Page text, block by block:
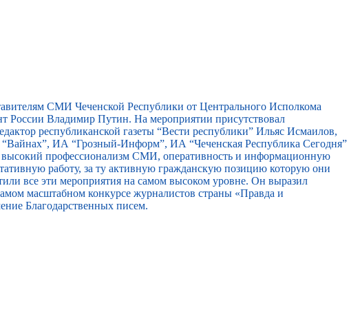
СМИ Чеченской Республики от Центрального Исполкома
Владимир Путин. На мероприятии присутствовал
республиканской газеты “Вести республики” Ильяс Исмаилов,
ИА “Грозный-Информ”, ИА “Чеченская Республика Сегодня”
высокий профессионализм СМИ, оперативность и информационную
работу, за ту активную гражданскую позицию которую они
все эти мероприятия на самом высоком уровне. Он выразил
масштабном конкурсе журналистов страны «Правда и
Благодарственных писем.